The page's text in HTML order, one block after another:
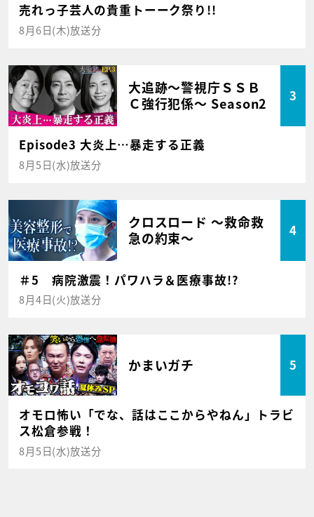
売れっ子芸人の貴重トーーク祭り!!
8月6日(木)放送分
大追跡～警視庁ＳＳＢ
Ｃ強行犯係～ Season2
3
Episode3 大炎上…暴走する正義
8月5日(水)放送分
クロスロード ～救命救
急の約束～
4
＃5 病院激震！パワハラ＆医療事故!?
8月4日(火)放送分
かまいガチ 5
オモロ怖い「でな、話はここからやねん」トラビ
ス松倉参戦！
8月5日(水)放送分